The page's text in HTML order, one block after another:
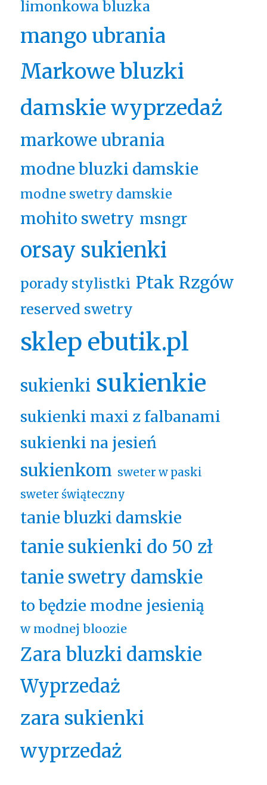
limonkowa bluzka
mango ubrania
Markowe bluzki
damskie wyprzedaż
markowe ubrania
modne bluzki damskie
modne swetry damskie
mohito swetry msngr
orsay sukienki
porady stylistki Ptak Rzgów
reserved swetry
sklep ebutik.pl
sukienki sukienkie
sukienki maxi z falbanami
sukienki na jesień
sukienkom sweter w paski
sweter świąteczny
tanie bluzki damskie
tanie sukienki do 50 zł
tanie swetry damskie
to będzie modne jesienią
w modnej bloozie
Zara bluzki damskie
Wyprzedaż
zara sukienki
wyprzedaż